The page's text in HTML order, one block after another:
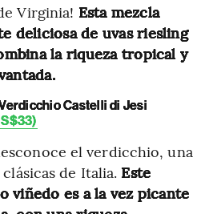
Virginia! Esta mezcla
deliciosa de uvas riesling
la riqueza tropical y
Castelli di Jesi
el verdicchio, una
de Italia. Este
viñedo es a la vez picante